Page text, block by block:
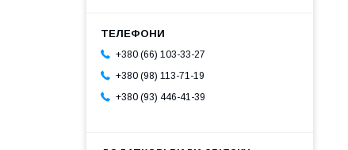
+380 (66) 103-33-27
+380 (98) 113-71-19
+380 (93) 446-41-39